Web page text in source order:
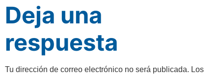
Deja una
respuesta
Tu dirección de correo electrónico no será publicada. Los